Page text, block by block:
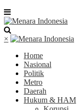
×
Home
Nasional
Politik
Metro
Daerah
Hukum & HAM